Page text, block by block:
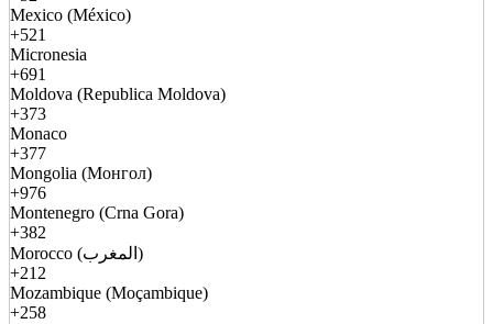
Mexico (México)
+521
Micronesia
+691
Moldova (Republica Moldova)
+373
Monaco
+377
Mongolia (Монгол)
+976
Montenegro (Crna Gora)
+382
Morocco (المغرب)
+212
Mozambique (Moçambique)
+258